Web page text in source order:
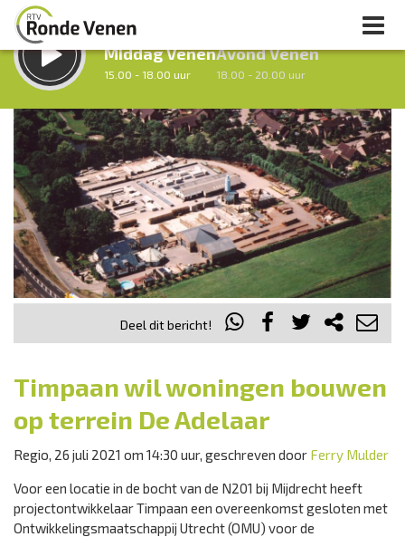
LUISTER LIVE:
Middag Venen
15.00 - 18.00 uur
Avond Venen
18.00 - 20.00 uur
Vorig uur uur 1 van 0 Volgend uur
Inklappen
Deel dit bericht!
Timpaan wil woningen bouwen
op terrein De Adelaar
Regio, 26 juli 2021 om 14:30 uur, geschreven door Ferry Mulder
Voor een locatie in de bocht van de N201 bij Mijdrecht heeft
projectontwikkelaar Timpaan een overeenkomst gesloten met
Ontwikkelingsmaatschappij Utrecht (OMU) voor de